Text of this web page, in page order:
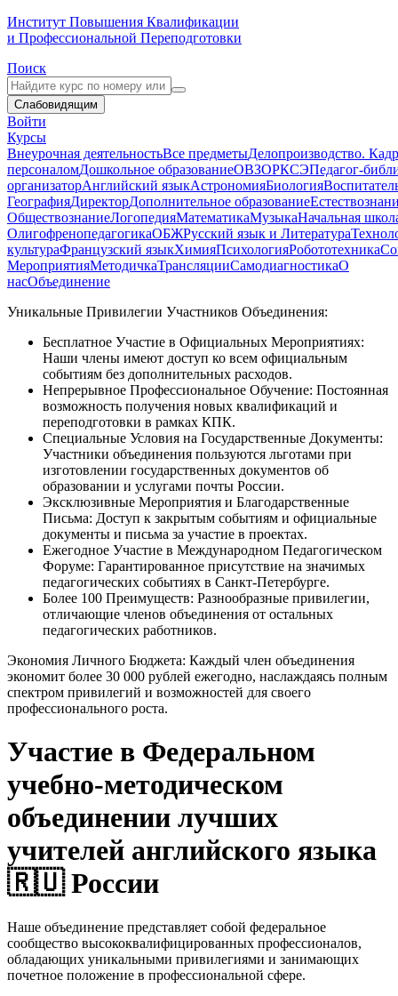
Институт Повышения Квалификации
и Профессиональной Переподготовки
Поиск
Слабовидящим
Войти
Курсы
Внеурочная деятельностьВсе предметыДелопроизводство.
персоналомДошкольное образованиеОВЗОРКСЭПедагог-
организаторАнглийский языкАстрономияБиология
ГеографияДиректорДополнительное образование
ОбществознаниеЛогопедияМатематикаМузыкаНачальная
ОлигофренопедагогикаОБЖРусский язык и Литература
культураФранцузский языкХимияПсихологияРобототехника
МероприятияМетодичкаТрансляцииСамодиагностикаО
насОбъединение
Уникальные Привилегии Участников Объединения:
Бесплатное Участие в Официальных Мероприятиях:
Наши члены имеют доступ ко всем официальным
событиям без дополнительных расходов.
Непрерывное Профессиональное Обучение: Постоянная
возможность получения новых квалификаций и
переподготовки в рамках КПК.
Специальные Условия на Государственные Документы:
Участники объединения пользуются льготами при
изготовлении государственных документов об
образовании и услугами почты России.
Эксклюзивные Мероприятия и Благодарственные
Письма: Доступ к закрытым событиям и официальные
документы и письма за участие в проектах.
Ежегодное Участие в Международном Педагогическом
Форуме: Гарантированное присутствие на значимых
педагогических событиях в Санкт-Петербурге.
Более 100 Преимуществ: Разнообразные привилегии,
отличающие членов объединения от остальных
педагогических работников.
Экономия Личного Бюджета: Каждый член объединения
экономит более 30 000 рублей ежегодно, наслаждаясь полным
спектром привилегий и возможностей для своего
профессионального роста.
Участие в Федеральном
учебно-методическом
объединении лучших
учителей английского языка
🇷🇺 России
Наше объединение представляет собой федеральное
сообщество высококвалифицированных профессионалов,
обладающих уникальными привилегиями и занимающих
почетное положение в профессиональной сфере.